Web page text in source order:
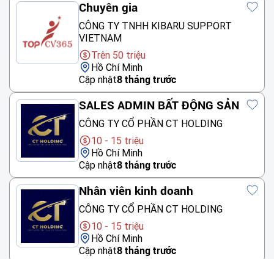
Chuyên gia
CÔNG TY TNHH KIBARU SUPPORT
VIETNAM
Trên 50 triệu
Hồ Chí Minh
Cập nhật8 tháng trước
SALES ADMIN BẤT ĐỘNG SẢN
CÔNG TY CỔ PHẦN CT HOLDING
10 - 15 triệu
Hồ Chí Minh
Cập nhật8 tháng trước
Nhân viên kinh doanh
CÔNG TY CỔ PHẦN CT HOLDING
10 - 15 triệu
Hồ Chí Minh
Cập nhật8 tháng trước